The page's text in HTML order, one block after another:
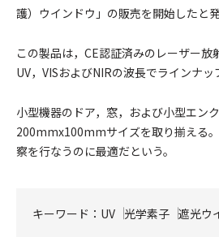
護）ウインドウ」の販売を開始したと
この製品は，CE認証済みのレーザー放
UV，VISおよびNIRの波長でラインナッ
小型機器のドア，窓，および小型エン
200mmx100mmサイズを取り揃える
察を行なうのに最適だという。
キーワード： UV 光学素子 遮光ウ